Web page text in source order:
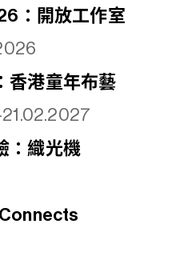
：開放工作室
香港童年布藝
：織光機